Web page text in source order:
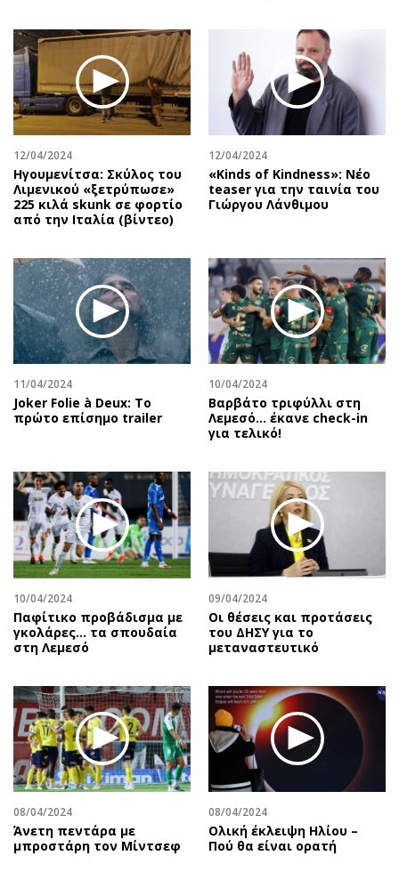
12/04/2024
Ηγουμενίτσα: Σκύλος του
Λιμενικού «ξετρύπωσε»
225 κιλά skunk σε φορτίο
από την Ιταλία (βίντεο)
12/04/2024
«Kinds of Kindness»: Νέο
teaser για την ταινία του
Γιώργου Λάνθιμου
11/04/2024
Joker Folie à Deux: Το
πρώτο επίσημο trailer
10/04/2024
Βαρβάτο τριφύλλι στη
Λεμεσό… έκανε check-in
για τελικό!
10/04/2024
Παφίτικο προβάδισμα με
γκολάρες… τα σπουδαία
στη Λεμεσό
09/04/2024
Οι θέσεις και προτάσεις
του ΔΗΣΥ για το
μεταναστευτικό
08/04/2024
Άνετη πεντάρα με
μπροστάρη τον Μίντσεφ
08/04/2024
Ολική έκλειψη Ηλίου –
Πού θα είναι ορατή